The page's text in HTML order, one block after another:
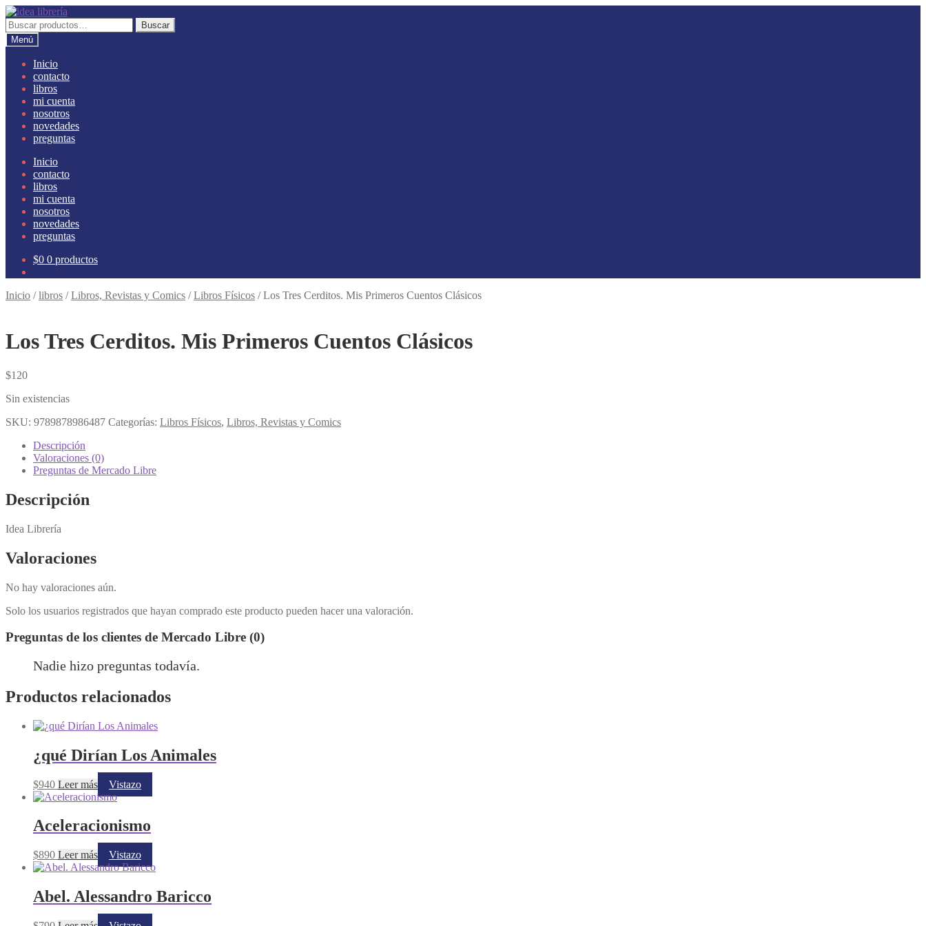
Ir
a
la
navegación
Ir
al
contenido
Buscar
por:
Buscar
Menú
Inicio
contacto
libros
mi cuenta
nosotros
novedades
preguntas
Inicio
contacto
libros
mi cuenta
nosotros
novedades
preguntas
$0 0 productos
Inicio /libros /Libros, Revistas y Comics /Libros Físicos /Los Tres Cerditos. Mis Primeros Cuentos Clásicos
Los Tres Cerditos. Mis Primeros Cuentos Clásicos
$120
Sin existencias
SKU: 9789878986487 Categorías: Libros Físicos, Libros, Revistas y Comics
Descripción
Valoraciones (0)
Preguntas de Mercado Libre
Descripción
Idea Librería
Valoraciones
No hay valoraciones aún.
Solo los usuarios registrados que hayan comprado este producto pueden hacer una valoración.
Preguntas de los clientes de Mercado Libre (0)
Nadie hizo preguntas todavía.
Productos relacionados
¿qué Dirían Los Animales
$940 Leer más Vistazo
Aceleracionismo
$890 Leer más Vistazo
Abel. Alessandro Baricco